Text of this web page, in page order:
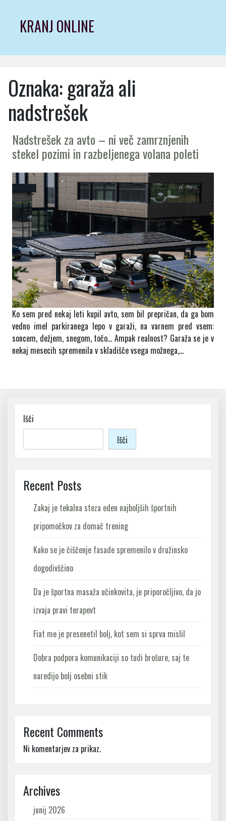
contentKRANJ ONLINE
Oznaka:garaža ali
nadstrešek
Nadstrešek za avto – ni več zamrznjenih
stekel pozimi in razbeljenega volana poleti
Ko sem pred nekaj leti kupil avto, sem bil prepričan, da ga bom
vedno imel parkiranega lepo v garaži, na varnem pred vsem:
soncem, dežjem, snegom, točo… Ampak realnost? Garaža se je v
nekaj mesecih spremenila v skladišče vsega možnega,…
Išči
Išči
Recent Posts
Zakaj je tekalna steza eden najboljših športnih
pripomočkov za domač trening
Kako se je čiščenje fasade spremenilo v družinsko
dogodivščino
Da je športna masaža učinkovita, je priporočljivo, da jo
izvaja pravi terapevt
Fiat me je presenetil bolj, kot sem si sprva mislil
Dobra podpora komunikaciji so tudi brošure, saj te
naredijo bolj osebni stik
Recent Comments
Ni komentarjev za prikaz.
Archives
junij 2026